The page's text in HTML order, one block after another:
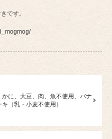
です。
に、大豆、肉、魚不使用、バナ
（乳・小麦不使用）